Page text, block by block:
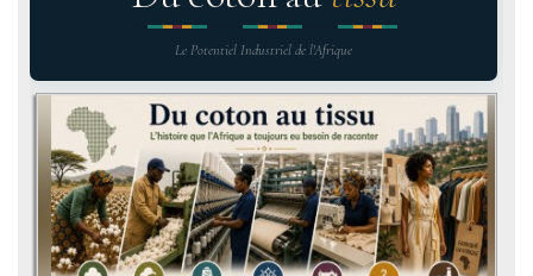
Le Potentiel Industriel de l'Afrique